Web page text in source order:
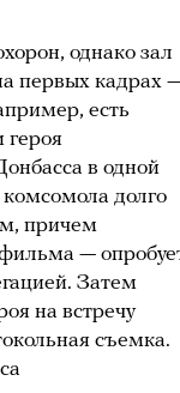
однако зал
первых кадрах
есть
героя
в одной
долго
причем
—
Затем
на встречу
съемка.